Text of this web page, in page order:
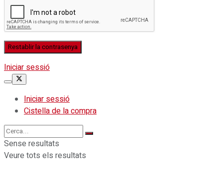
Iniciar sessió
Iniciar sessió
Cistella de la compra
Sense resultats
Veure tots els resultats